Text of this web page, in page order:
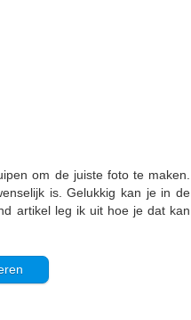
om de juiste foto te maken.
is. Gelukkig kan je in de
artikel leg ik uit hoe je dat kan